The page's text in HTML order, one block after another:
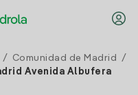
/ Comunidad de Madrid
/
Avenida Albufera